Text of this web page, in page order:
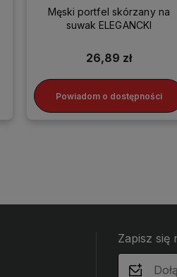
Męski portfel skórzany na
suwak ELEGANCKI
26,89 zł
Powiadom o dostępności
Zapisz się